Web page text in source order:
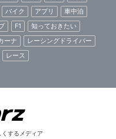
バイク アプリ
車中泊
F1
知っておきたい
ーナ
レーシングドライバー
レース
するメディア